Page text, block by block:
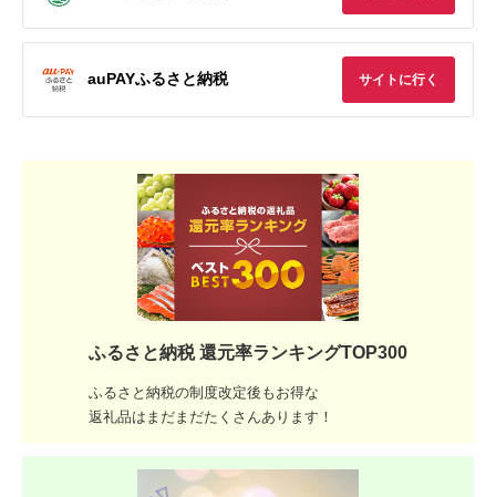
auPAYふるさと納税 サイトに行く
ふるさと納税 還元率ランキングTOP300
ふるさと納税の制度改定後もお得な
返礼品はまだまだたくさんあります！